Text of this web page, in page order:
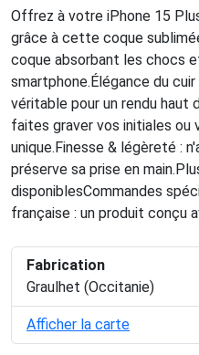
Offrez à votre iPhone 15
grâce à cette coque
coque absorbant les chocs
smartphone.Élégance du
véritable pour un rendu haut
faites graver vos initiales ou
unique.Finesse & légèreté :
préserve sa prise en
disponiblesCommandes
française : un produit conçu
Fabrication
Graulhet (Occitanie)
Afficher la carte